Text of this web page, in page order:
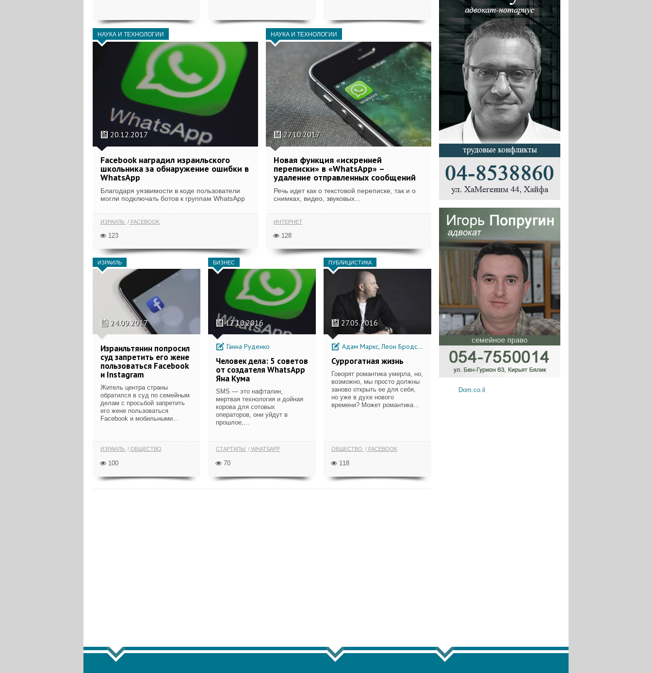
НАУКА И ТЕХНОЛОГИИ
20.12.2017
Facebook наградил израильского
школьника за обнаружение ошибки в
WhatsApp
Благодаря уязвимости в коде пользователи
могли подключать ботов к группам WhatsApp
ИЗРАИЛЬ FACEBOOK
123
НАУКА И ТЕХНОЛОГИИ
27.10.2017
Новая функция «искренней
переписки» в «WhatsApp» –
удаление отправленных сообщений
Речь идет как о текстовой переписке, так и о
снимках, видео, звуковых...
ИНТЕРНЕТ
128
ИЗРАИЛЬ
24.09.2017
Израильтянин попросил
суд запретить его жене
пользоваться Facebook
и Instagram
Житель центра страны
обратился в суд по семейным
делам с просьбой запретить
его жене пользоваться
Facebook и мобильными...
ИЗРАИЛЬ ОБЩЕСТВО
100
БИЗНЕС
12.10.2016
Ганна Руденко
Человек дела: 5 советов
от создателя WhatsApp
Яна Кума
SMS — это нафталин,
мертвая технология и дойная
корова для сотовых
операторов, они уйдут в
прошлое,...
СТАРТАПЫ WHATSAPP
70
ПУБЛИЦИСТИКА
27.05.2016
Адам Маркс, Леон Бродский
Суррогатная жизнь
Говорят романтика умерла, но,
возможно, мы просто должны
заново открыть ее для себя,
но уже в духе нового
времени? Может романтика...
ОБЩЕСТВО FACEBOOK
118
Dom.co.il